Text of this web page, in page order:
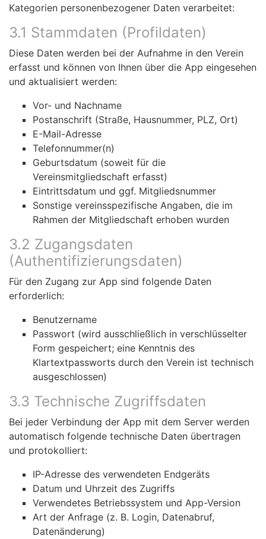
Kategorien personenbezogener Daten verarbeitet:
3.1 Stammdaten (Profildaten)
Diese Daten werden bei der Aufnahme in den Verein
erfasst und können von Ihnen über die App eingesehen
und aktualisiert werden:
Vor- und Nachname
Postanschrift (Straße, Hausnummer, PLZ, Ort)
E-Mail-Adresse
Telefonnummer(n)
Geburtsdatum (soweit für die
Vereinsmitgliedschaft erfasst)
Eintrittsdatum und ggf. Mitgliedsnummer
Sonstige vereinsspezifische Angaben, die im
Rahmen der Mitgliedschaft erhoben wurden
3.2 Zugangsdaten
(Authentifizierungsdaten)
Für den Zugang zur App sind folgende Daten
erforderlich:
Benutzername
Passwort (wird ausschließlich in verschlüsselter
Form gespeichert; eine Kenntnis des
Klartextpassworts durch den Verein ist technisch
ausgeschlossen)
3.3 Technische Zugriffsdaten
Bei jeder Verbindung der App mit dem Server werden
automatisch folgende technische Daten übertragen
und protokolliert:
IP-Adresse des verwendeten Endgeräts
Datum und Uhrzeit des Zugriffs
Verwendetes Betriebssystem und App-Version
Art der Anfrage (z. B. Login, Datenabruf,
Datenänderung)